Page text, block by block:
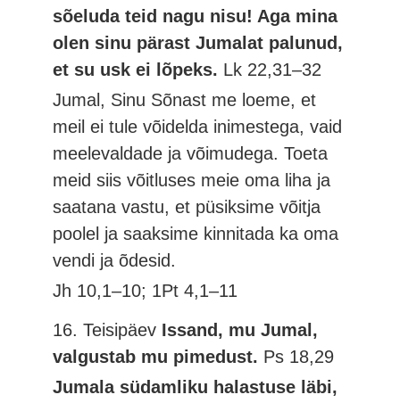
sõeluda teid nagu nisu! Aga mina
olen sinu pärast Jumalat palunud,
et su usk ei lõpeks. Lk 22,31–32
Jumal, Sinu Sõnast me loeme, et
meil ei tule võidelda inimestega, vaid
meelevaldade ja võimudega. Toeta
meid siis võitluses meie oma liha ja
saatana vastu, et püsiksime võitja
poolel ja saaksime kinnitada ka oma
vendi ja õdesid.
Jh 10,1–10; 1Pt 4,1–11
16. Teisipäev Issand, mu Jumal,
valgustab mu pimedust. Ps 18,29
Jumala südamliku halastuse läbi,